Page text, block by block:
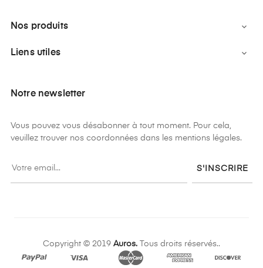
Nos produits 
Liens utiles 
Notre newsletter
Vous pouvez vous désabonner à tout moment. Pour cela,
veuillez trouver nos coordonnées dans les mentions légales.
S'INSCRIRE
Copyright © 2019 Auros. Tous droits réservés..